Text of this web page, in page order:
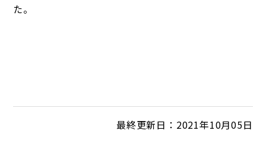
た。
最終更新日：2021年10月05日